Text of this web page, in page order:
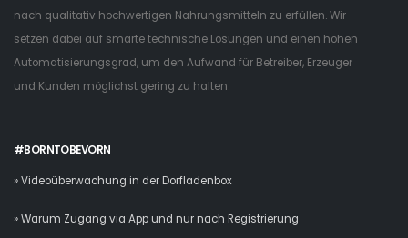
nach qualitativ hochwertigen Nahrungsmitteln zu erfüllen. Wir
setzen dabei auf smarte technische Lösungen und einen hohen
Automatisierungsgrad, um den Aufwand für Betreiber, Erzeuger
und Kunden möglichst gering zu halten.
#BORNTOBEVORN
» Videoüberwachung in der Dorfladenbox
» Warum Zugang via App und nur nach Registrierung